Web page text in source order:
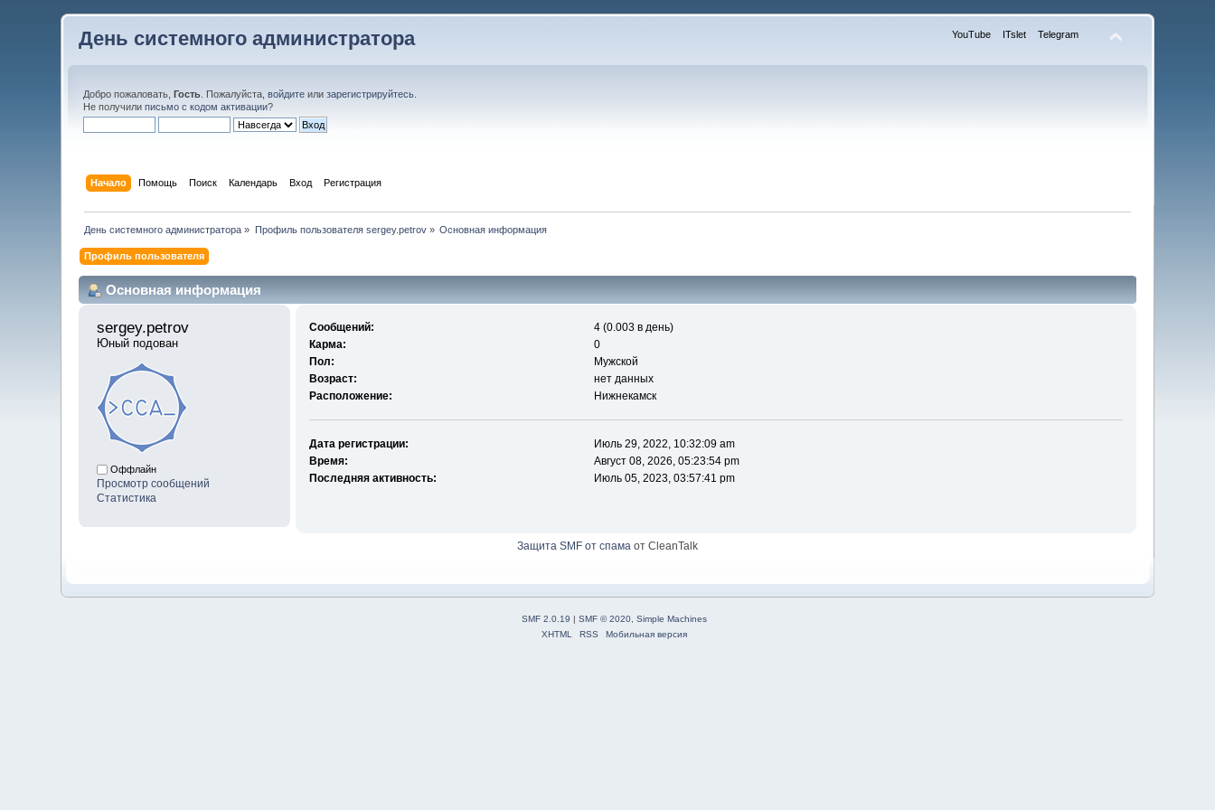
День системного администратора YouTube ITslet Telegram
Добро пожаловать,Гость . Пожалуйста,войдите илизарегистрируйтесь
Не получилиписьмо с кодом активации?
Начало Помощь Поиск Календарь Вход Регистрация
День системного администратора » Профиль пользователя sergey.petrov» Основная информация
Профиль пользователя
Основная информация
sergey.petrov
Юный подован
Оффлайн
Просмотр сообщений
Статистика
Сообщений:
4 (0.003 в день)
Карма:
0
Пол:
Мужской
Возраст:
нет данных
Расположение:
Нижнекамск
Дата регистрации:
Июль 29, 2022, 10:32:09 am
Время:
Август 08, 2026, 05:23:54 pm
Последняя активность:
Июль 05, 2023, 03:57:41 pm
Защита SMF от спама от CleanTalk
SMF 2.0.19 | SMF © 2020, Simple Machines
XHTML
RSS Мобильная версия